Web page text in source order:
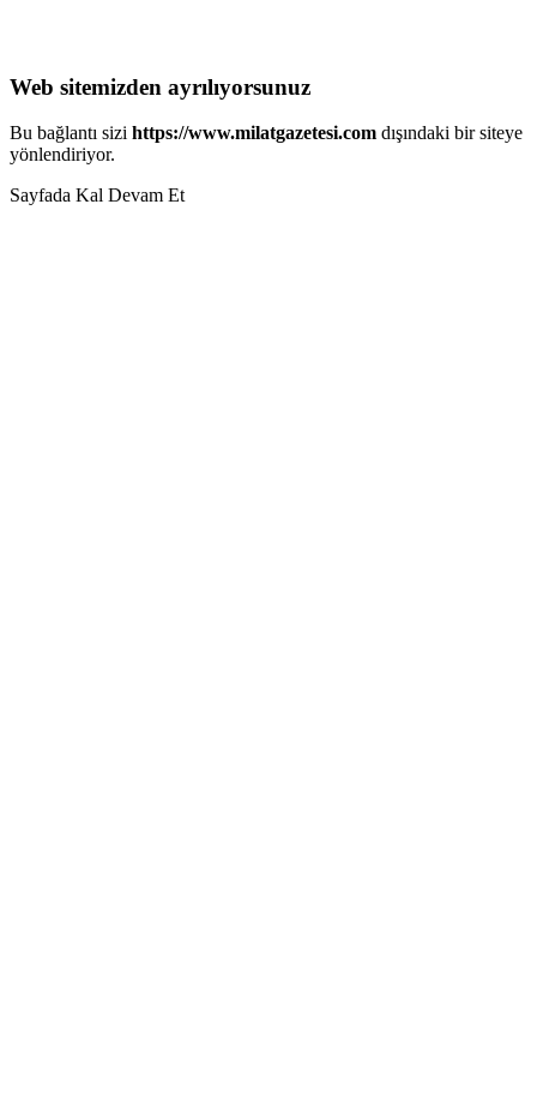
Web sitemizden ayrılıyorsunuz
Bu bağlantı sizi https://www.milatgazetesi.com dışındaki bir siteye
yönlendiriyor.
Sayfada Kal Devam Et